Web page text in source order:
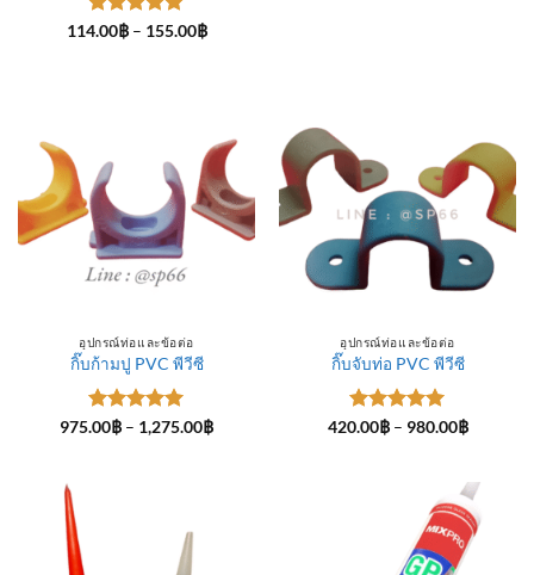
ให้คะแนน
114.00฿ – 155.00฿Price
อุปกรณ์ท่อและข้อต่อ
กิ๊บก้ามปู PVC พีวีซี
ให้คะแนน
975.00฿ – 1,275.00฿Price
อุปกรณ์ท่อและข้อต่อ
กิ๊บจับท่อ PVC พีวีซี
ให้คะแนน
420.00฿ – 980.00฿Price
980.00฿